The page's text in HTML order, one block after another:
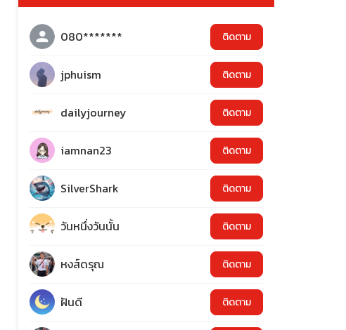
080******* ติดตาม
jphuism ติดตาม
dailyjourney ติดตาม
iamnan23 ติดตาม
SilverShark ติดตาม
วันหนึ่งวันนั้น ติดตาม
หงส์ดรุณ ติดตาม
ฝันดี ติดตาม